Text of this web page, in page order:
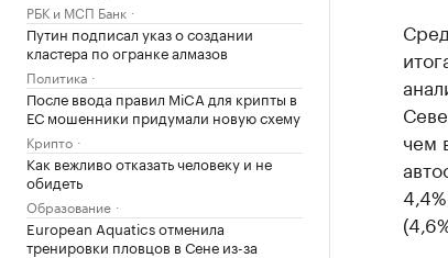
РБК и МСП Банк
Путин подписал указ о создании
кластера по огранке алмазов
Политика
После ввода правил MiCA для крипты в
ЕС мошенники придумали новую схему
Крипто
Как вежливо отказать человеку и не
обидеть
Образование
European Aquatics отменила
тренировки пловцов в Сене из-за
чем